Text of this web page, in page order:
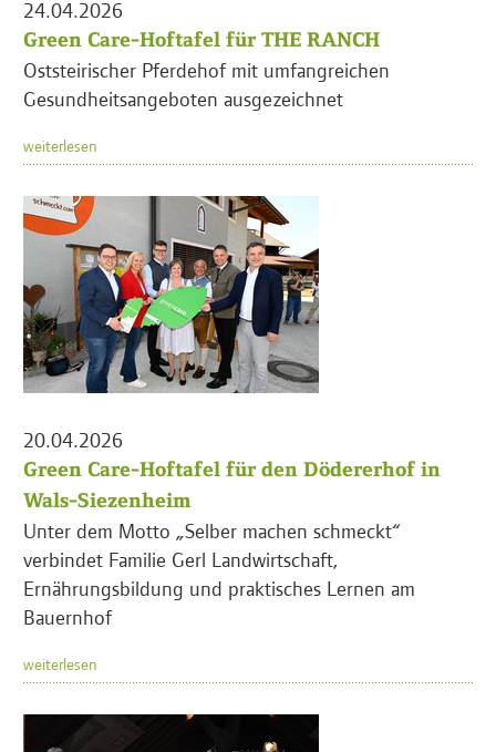
24.04.2026
Green Care-Hoftafel für THE RANCH
Oststeirischer Pferdehof mit umfangreichen
Gesundheitsangeboten ausgezeichnet
weiterlesen
20.04.2026
Green Care-Hoftafel für den Dödererhof in
Wals-Siezenheim
Unter dem Motto „Selber machen schmeckt“
verbindet Familie Gerl Landwirtschaft,
Ernährungsbildung und praktisches Lernen am
Bauernhof
weiterlesen